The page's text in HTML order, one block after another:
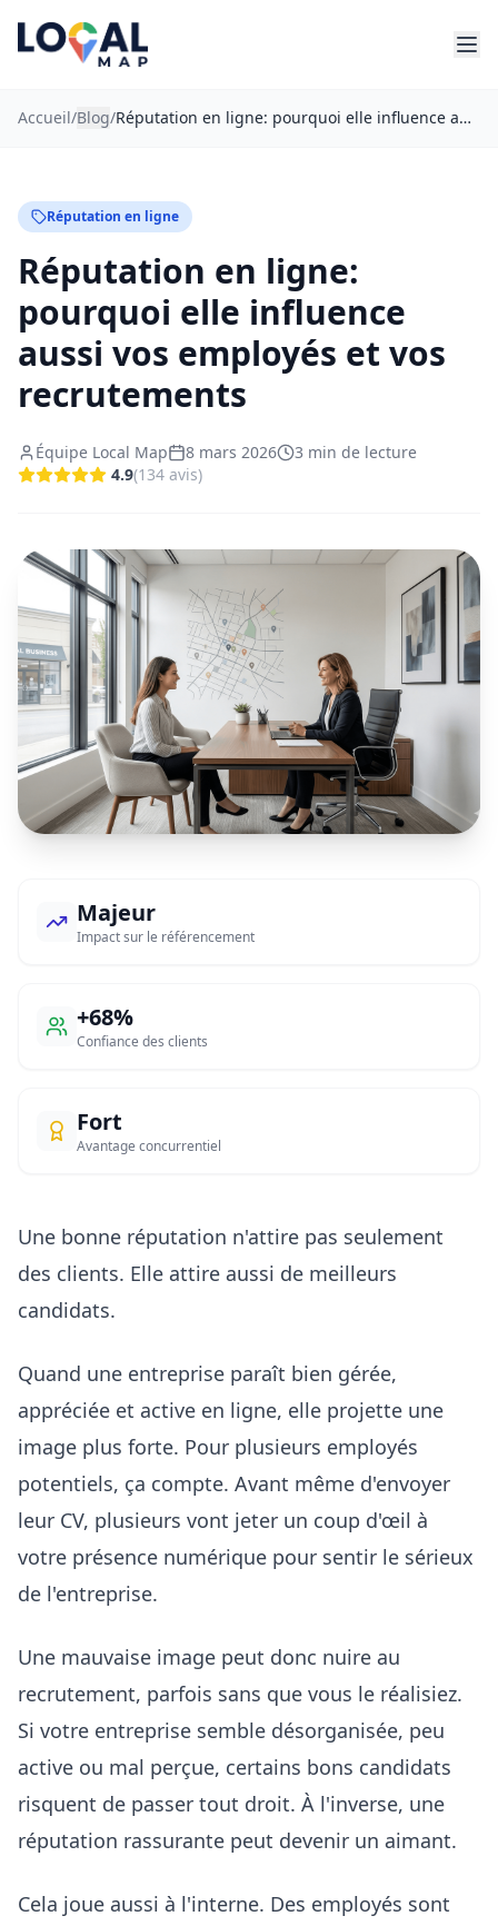
Accueil/Blog/ Réputation en ligne: pourquoi elle influence aussi vos employés et vos recrutements
Réputation en ligne
Réputation en ligne:
pourquoi elle influence
aussi vos employés et vos
recrutements
Équipe Local Map 8 mars 2026 3 min de lecture
4.9(134 avis)
Majeur
Impact sur le référencement
+68%
Confiance des clients
Fort
Avantage concurrentiel
Une bonne réputation n'attire pas seulement
des clients. Elle attire aussi de meilleurs
candidats.
Quand une entreprise paraît bien gérée,
appréciée et active en ligne, elle projette une
image plus forte. Pour plusieurs employés
potentiels, ça compte. Avant même d'envoyer
leur CV, plusieurs vont jeter un coup d'œil à
votre présence numérique pour sentir le sérieux
de l'entreprise.
Une mauvaise image peut donc nuire au
recrutement, parfois sans que vous le réalisiez.
Si votre entreprise semble désorganisée, peu
active ou mal perçue, certains bons candidats
risquent de passer tout droit. À l'inverse, une
réputation rassurante peut devenir un aimant.
Cela joue aussi à l'interne. Des employés sont